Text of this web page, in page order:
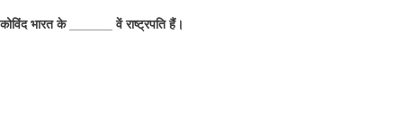
भारत के ______ वें राष्ट्रपति हैं।